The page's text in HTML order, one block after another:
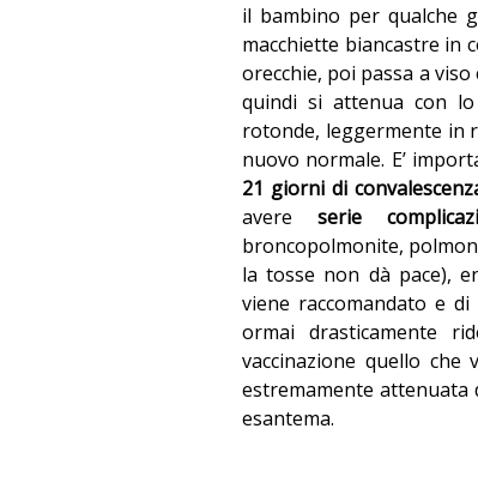
il bambino per qualche
macchiette biancastre in
orecchie, poi passa a
quindi si attenua con
rotonde, leggermente in
nuovo normale. E’
21 giorni di
avere serie
broncopolmonite,
la tosse non dà pace),
viene raccomandato e
ormai drasticamente
vaccinazione quello che
estremamente attenuata
esantema.